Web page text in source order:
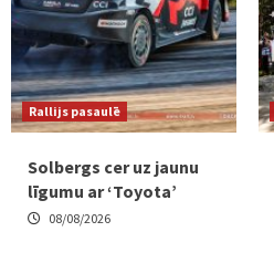
Rallijs pasaulē
Solbergs cer uz jaunu
līgumu ar ‘Toyota’
08/08/2026